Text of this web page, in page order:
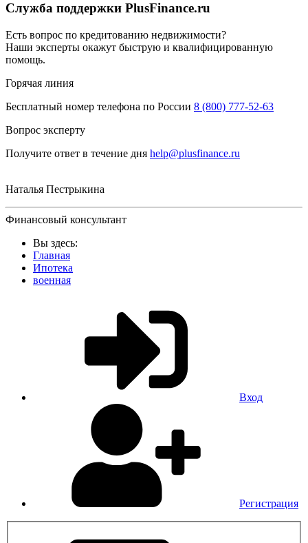
Служба поддержки PlusFinance.ru
Есть вопрос по кредитованию недвижимости?
Наши эксперты окажут быструю и квалифицированную
помощь.
Горячая линия
Бесплатный номер телефона по России 8 (800) 777-52-63
Вопрос эксперту
Получите ответ в течение дня help@plusfinance.ru
Наталья Пестрыкина
Финансовый консультант
Вы здесь:
Главная
Ипотека
военная
Вход
Регистрация